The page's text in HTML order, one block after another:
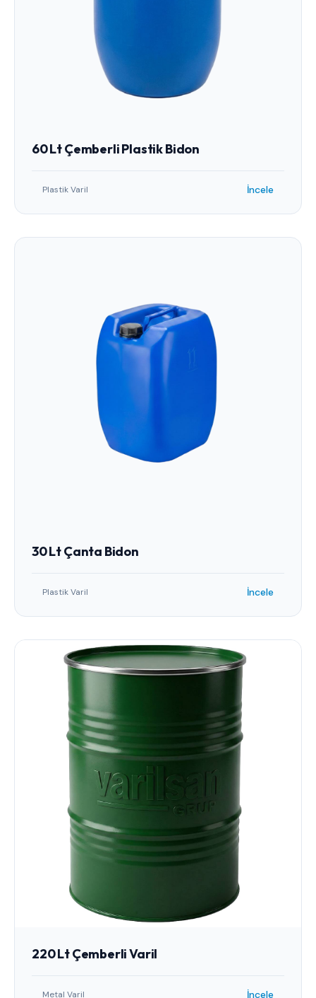
60 Lt Çemberli Plastik Bidon
Plastik Varil İncele
30 Lt Çanta Bidon
Plastik Varil İncele
220 Lt Çemberli Varil
Metal Varil İncele